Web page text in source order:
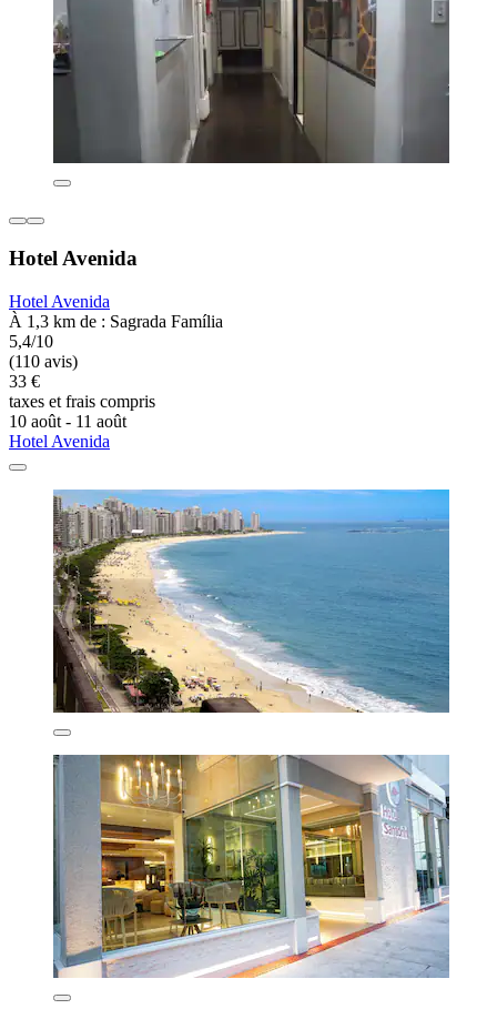
Hotel Avenida
Hotel Avenida
À 1,3 km de : Sagrada Família
5,4/10
(110 avis)
33 €
taxes et frais compris
10 août - 11 août
Hotel Avenida